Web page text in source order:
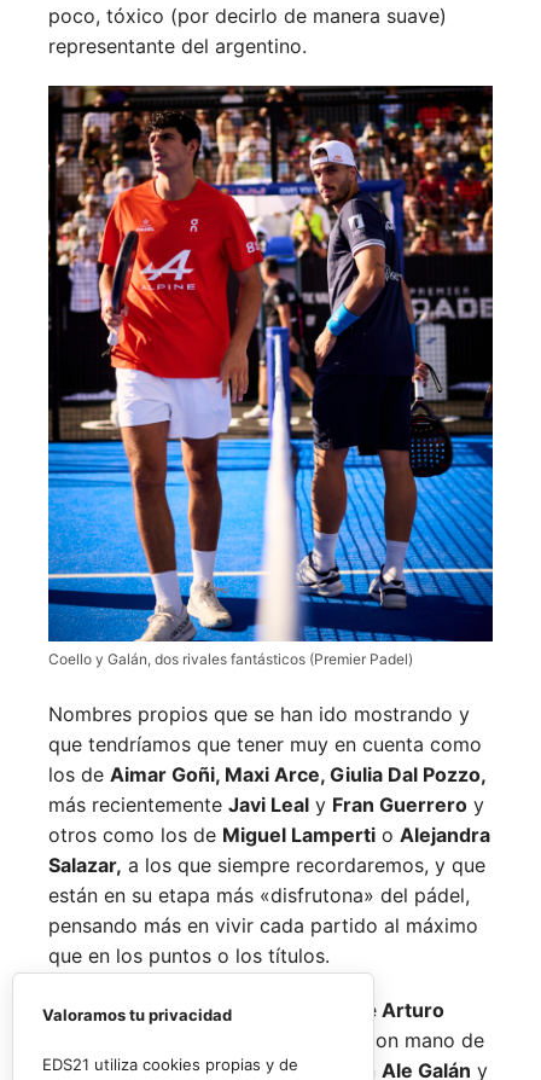
poco, tóxico (por decirlo de manera suave)
representante del argentino.
Coello y Galán, dos rivales fantásticos (Premier Padel)
Nombres propios que se han ido mostrando y
que tendríamos que tener muy en cuenta como
los de Aimar Goñi, Maxi Arce, Giulia Dal Pozzo,
más recientemente Javi Leal y Fran Guerrero y
otros como los de Miguel Lamperti o Alejandra
Salazar, a los que siempre recordaremos, y que
están en su etapa más «disfrutona» del pádel,
pensando más en vivir cada partido al máximo
que en los puntos o los títulos.
No por ello hemos de olvidarnos de Arturo
que rigen con mano de
hierro el circuito pero que tienen en Ale Galán y
Valoramos tu privacidad
EDS21 utiliza cookies propias y de